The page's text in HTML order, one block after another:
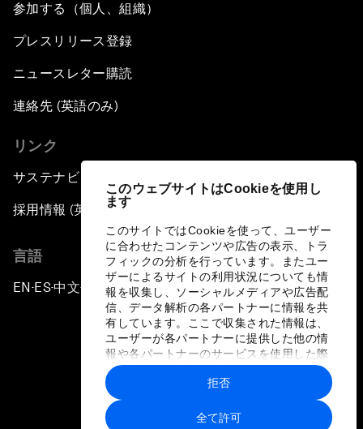
このウェブサイトはCookieを使用し
ます
このサイトではCookieを使って、ユーザー
に合わせたコンテンツや広告の表示、トラ
フィックの分析を行っています。またユー
ザーによるサイトの利用状況についても情
報を収集し、ソーシャルメディアや広告配
信、データ解析の各パートナーに情報を共
有しています。ここで収集された情報は、
ユーザーが各パートナーに提供した他の情
報や各パートナーのサービスを使用した際
に収集された情報と組み合わされ、各パー
トナーによって使用されることがありま
す。
全て許可
拒否
参加する（個人、組織）
プレスリリース登録
ニュースレター購読
連絡先 (英語のみ)
リンク
サステナビリティへの取り組み
採用情報 (英語のみ)
言語
EN ▪ ES▪中文▪ 日本語
プライバシーポリシーと利用規約